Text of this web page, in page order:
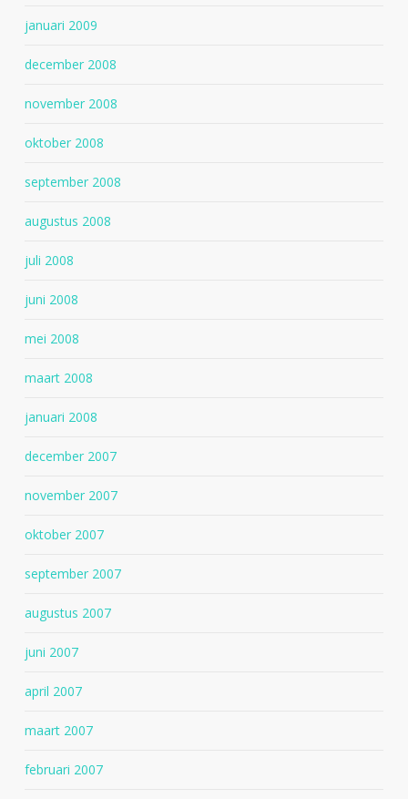
januari 2009
december 2008
november 2008
oktober 2008
september 2008
augustus 2008
juli 2008
juni 2008
mei 2008
maart 2008
januari 2008
december 2007
november 2007
oktober 2007
september 2007
augustus 2007
juni 2007
april 2007
maart 2007
februari 2007